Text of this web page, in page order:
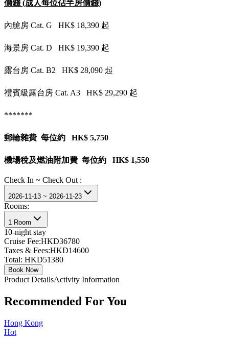
價錢 (成人每位佔半房價錢)
內艙房 Cat. G HK$ 18,390 起
海景房 Cat. D HK$ 19,390 起
露台房 Cat. B2 HK$ 28,090 起
禮賓級露台房 Cat. A3 HK$ 29,290 起
*******
郵輪雜費 每位約 HK$ 5,750
機場稅及燃油附加費 每位約 HK$ 1,550
Check In ~ Check Out :
2026-11-13 ~ 2026-11-23
Rooms:
1 Room
10-night stay
Cruise Fee:HKD36780
Taxes & Fees:HKD14600
Total: HKD51380
Book Now
Product DetailsActivity Information
Recommended For You
Hong Kong
Hot